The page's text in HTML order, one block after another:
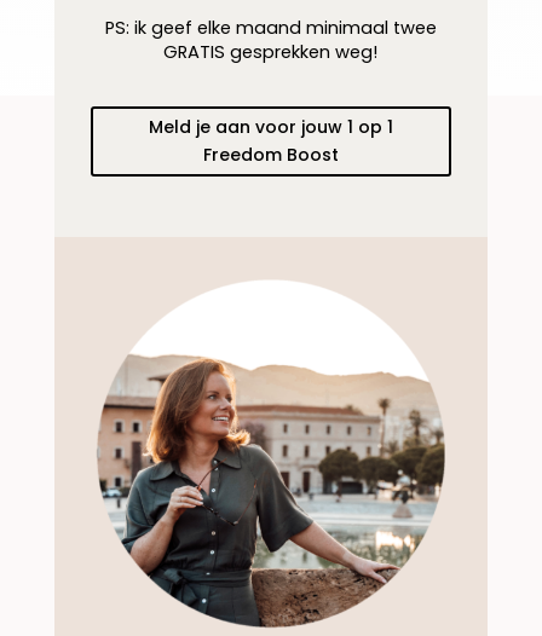
PS: ik geef elke maand minimaal twee
GRATIS gesprekken weg!
Meld je aan voor jouw 1 op 1
Freedom Boost